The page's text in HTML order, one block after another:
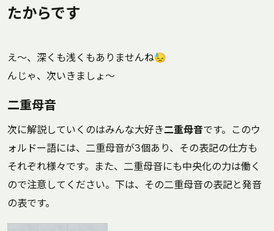
たからです
え～、深くも浅くもありませんね😓
んじゃ、次いきましょ～
二重母音
次に解説していくのはみんな大好き二重母音です。このウ
ォルドー語には、二重母音が3個あり、その表記の仕方も
それぞれ様々です。また、二重母音にも中央化の力は働く
ので注意してください。下は、その二重母音の表記と発音
の表です。